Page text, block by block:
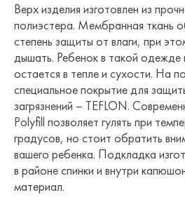
Верх изделия изготовлен из
полиэстера. Мембранная ткань
степень защиты от влаги, при
дышать. Ребенок в такой одежде
остается в тепле и сухости. На
специальное покрытие для
загрязнений – TEFLON.
Polyfill позволяет гулять при
градусов, но стоит обратить
вашего ребенка. Подкладка
в районе спинки и внутри
материал.